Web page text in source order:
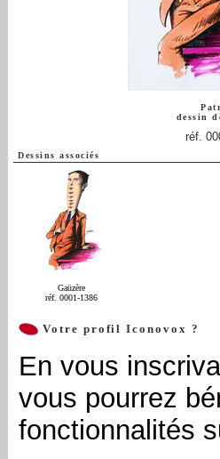
dessin
réf.
Dessins associés
Gaüzère
réf. 0001-1386
Votre profil Iconovox ?
En vous
vous pourrez
fonctionnalités